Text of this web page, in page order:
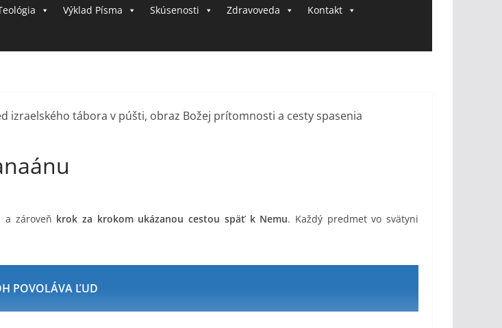
i
o
o
Výklad Písma Skúsenosti Zdravoveda Kontakt
a zároveň krok za krokom ukázanou cestou späť k Nemu. Každý predmet vo svätyni
POVOLÁVA ĽUD